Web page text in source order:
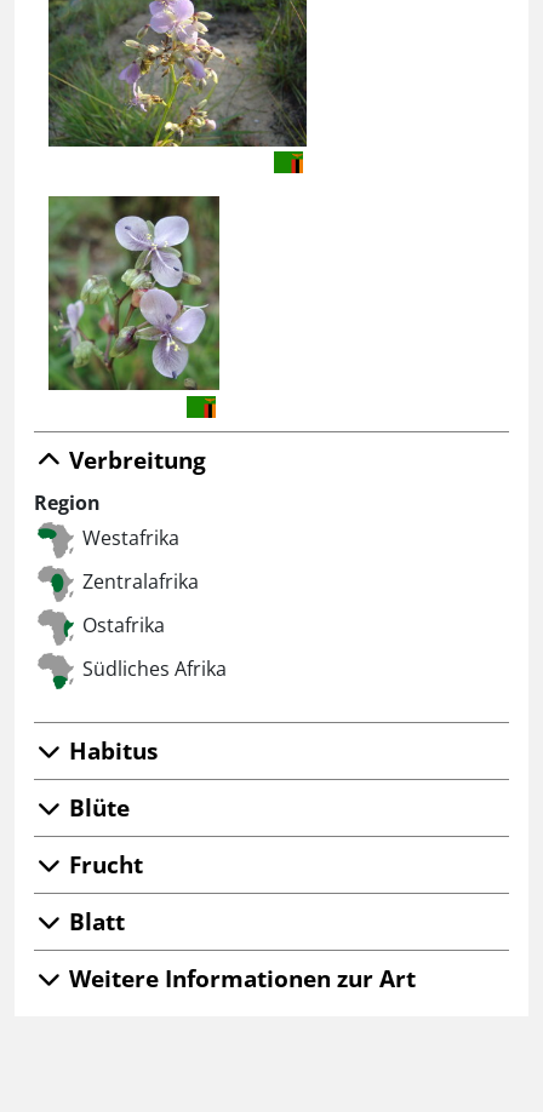
Verbreitung
Region
Westafrika
Zentralafrika
Ostafrika
Südliches Afrika
Habitus
Blüte
Frucht
Blatt
Weitere Informationen zur Art